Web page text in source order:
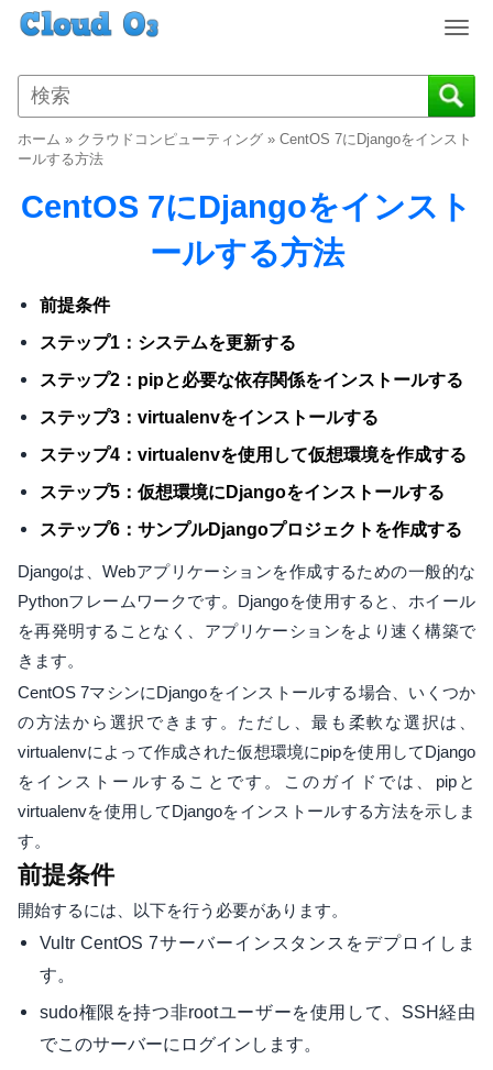
T
g
g
e
a
o
n
ホーム » クラウドコンピューティング » CentOS 7にDjangoをインスト
ールする方法
CentOS 7にDjangoをインスト
ールする方法
前提条件
ステップ1：システムを更新する
ステップ2：pipと必要な依存関係をインストールする
ステップ3：virtualenvをインストールする
ステップ4：virtualenvを使用して仮想環境を作成する
ステップ5：仮想環境にDjangoをインストールする
ステップ6：サンプルDjangoプロジェクトを作成する
Djangoは、Webアプリケーションを作成するための一般的な
Pythonフレームワークです。Djangoを使用すると、ホイール
を再発明することなく、アプリケーションをより速く構築で
きます。
CentOS 7マシンにDjangoをインストールする場合、いくつか
の方法から選択できます。ただし、最も柔軟な選択は、
virtualenvによって作成された仮想環境にpipを使用してDjango
をインストールすることです。このガイドでは、pipと
virtualenvを使用してDjangoをインストールする方法を示しま
す。
前提条件
開始するには、以下を行う必要があります。
Vultr CentOS 7サーバーインスタンスをデプロイしま
す。
sudo権限を持つ非rootユーザーを使用して、SSH経由
でこのサーバーにログインします。